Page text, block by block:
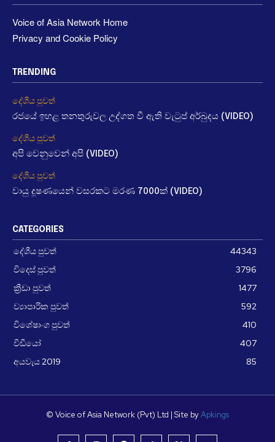
Voice of Asia Network Home
Privacy and Cookie Policy
TRENDING
දේශීය පුවත්
රජයේ ඉහළ තනතුරුවල උද්ගත වී ඇති වැටුප් අර්බුදය (VIDEO)
දේශීය පුවත්
අපි වෙනුවෙන් අපි (VIDEO)
දේශීය පුවත්
වායු දූෂණයෙන් වසරකට මරණ 7000ක් (VIDEO)
CATEGORIES
දේශීය පුවත්
44343
විදෙස් පුවත්
3796
ක්‍රීඩා පුවත්
1477
ව්‍යාපාරික පුවත්
592
විශේෂාංග පුවත්
410
වීඩීයෝ
407
අයවැය 2019
85
© Voice of Asia Network (Pvt) Ltd | Site byApkings